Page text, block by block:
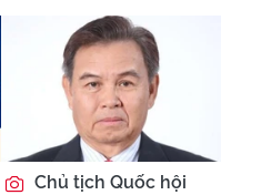
Chủ tịch Quốc hội